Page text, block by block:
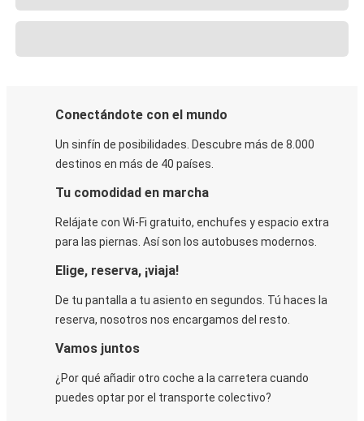
Conectándote con el mundo
Un sinfín de posibilidades. Descubre más de 8.000
destinos en más de 40 países.
Tu comodidad en marcha
Relájate con Wi-Fi gratuito, enchufes y espacio extra
para las piernas. Así son los autobuses modernos.
Elige, reserva, ¡viaja!
De tu pantalla a tu asiento en segundos. Tú haces la
reserva, nosotros nos encargamos del resto.
Vamos juntos
¿Por qué añadir otro coche a la carretera cuando
puedes optar por el transporte colectivo?